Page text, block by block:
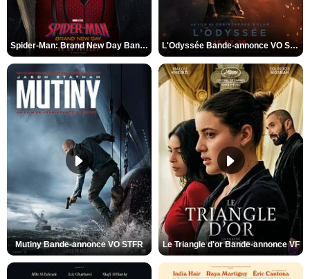
Spider-Man: Brand New Day Bande-annonce VO STFR L'Odyssée Bande-annonce VO STFR
Mutiny Bande-annonce VO STFR Le Triangle d'or Bande-annonce VF